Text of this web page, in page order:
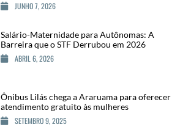
JUNHO 7, 2026
Salário-Maternidade para Autônomas: A
Barreira que o STF Derrubou em 2026
ABRIL 6, 2026
Ônibus Lilás chega a Araruama para oferecer
atendimento gratuito às mulheres
SETEMBRO 9, 2025